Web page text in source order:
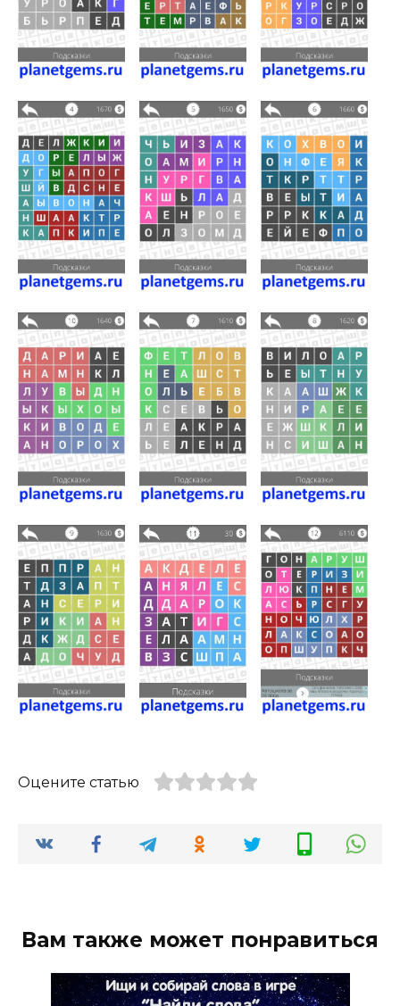
Оцените статью
Вам также может понравиться